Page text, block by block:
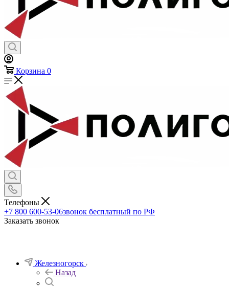
Корзина 0
Телефоны
+7 800 600-53-06звонок бесплатный по РФ
Заказать звонок
Железногорск
Назад